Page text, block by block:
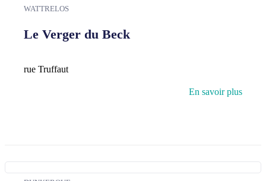
WATTRELOS
Le Verger du Beck
rue Truffaut
En savoir plus